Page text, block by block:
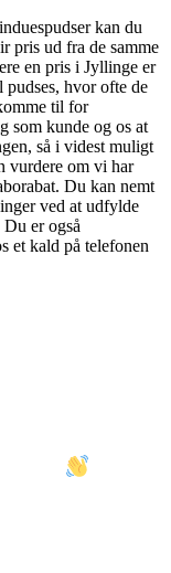
kan du
pris ud fra de samme
en pris i Jyllinge er
pudses, hvor ofte de
til for
som kunde og os at
så i videst muligt
vurdere om vi har
Du kan nemt
ved at udfylde
er også
et kald på telefonen